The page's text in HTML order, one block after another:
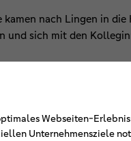
nach Lingen in
und sich mit den
Webseiten-
Unternehmensziele